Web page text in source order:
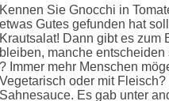
Kennen Sie Gnocchi in
etwas Gutes gefunden hat
Krautsalat! Dann gibt es zum
bleiben, manche
? Immer mehr Menschen
Vegetarisch oder mit
Sahnesauce. Es gab unter